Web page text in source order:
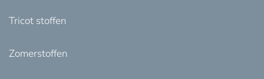
Tricot stoffen
Zomerstoffen